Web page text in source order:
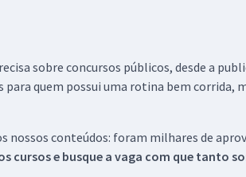
sobre concursos públicos, desde a
quem possui uma rotina bem corrida,
nossos conteúdos: foram milhares de
cursos e busque a vaga com que tanto